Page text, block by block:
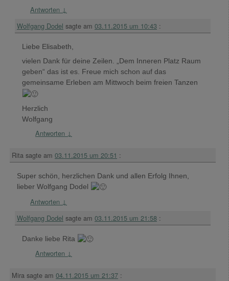
Antworten ↓
Wolfgang Dodel sagte am 03.11.2015 um 10:43 :
Liebe Elisabeth,
vielen Dank für deine Zeilen. „Dem Inneren Platz Raum
geben“ das ist es. Freue mich schon auf das
gemeinsame Erleben am Mittwoch beim freien Tanzen
Herzlich
Wolfgang
Antworten ↓
Rita sagte am 03.11.2015 um 20:51 :
Super schön, herzlichen Dank und allen Erfolg Ihnen,
lieber Wolfgang Dodel
Antworten ↓
Wolfgang Dodel sagte am 03.11.2015 um 21:58 :
Danke liebe Rita
Antworten ↓
Mira sagte am 04.11.2015 um 21:37 :